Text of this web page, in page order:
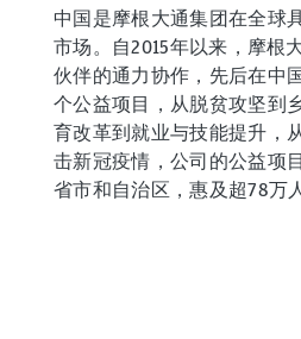
中国是摩根大通集团在全球
市场。自2015年以来，摩根
伙伴的通力协作，先后在中
个公益项目，从脱贫攻坚到
育改革到就业与技能提升，
击新冠疫情，公司的公益项
省市和自治区，惠及超78万人